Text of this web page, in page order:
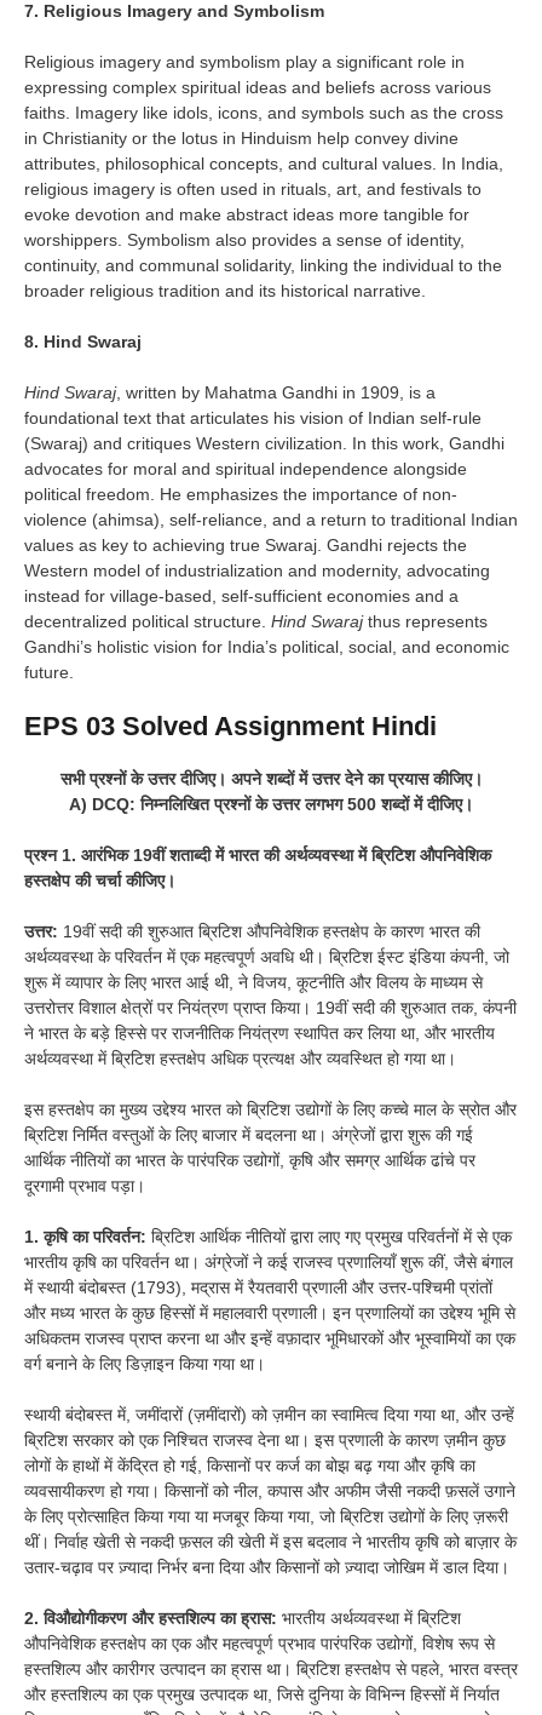
7. Religious Imagery and Symbolism
Religious imagery and symbolism play a significant role in
expressing complex spiritual ideas and beliefs across various
faiths. Imagery like idols, icons, and symbols such as the cross
in Christianity or the lotus in Hinduism help convey divine
attributes, philosophical concepts, and cultural values. In India,
religious imagery is often used in rituals, art, and festivals to
evoke devotion and make abstract ideas more tangible for
worshippers. Symbolism also provides a sense of identity,
continuity, and communal solidarity, linking the individual to the
broader religious tradition and its historical narrative.
8. Hind Swaraj
Hind Swaraj, written by Mahatma Gandhi in 1909, is a
foundational text that articulates his vision of Indian self-rule
(Swaraj) and critiques Western civilization. In this work, Gandhi
advocates for moral and spiritual independence alongside
political freedom. He emphasizes the importance of non-
violence (ahimsa), self-reliance, and a return to traditional Indian
values as key to achieving true Swaraj. Gandhi rejects the
Western model of industrialization and modernity, advocating
instead for village-based, self-sufficient economies and a
decentralized political structure. Hind Swarajthus represents
Gandhi’s holistic vision for India’s political, social, and economic
future.
EPS 03 Solved Assignment Hindi
सभी प्रश्नों के उत्तर दीजिए। अपने शब्दों में उत्तर देने का प्रयास कीजिए।
A) DCQ: निम्नलिखित प्रश्नों के उत्तर लगभग 500 शब्दों में दीजिए।
प्रश्न 1. आरंभिक 19वीं शताब्दी में भारत की अर्थव्यवस्था में ब्रिटिश औपनिवेशिक
हस्तक्षेप की चर्चा कीजिए।
उत्तर: 19वीं सदी की शुरुआत ब्रिटिश औपनिवेशिक हस्तक्षेप के कारण भारत की
अर्थव्यवस्था के परिवर्तन में एक महत्वपूर्ण अवधि थी। ब्रिटिश ईस्ट इंडिया कंपनी, जो
शुरू में व्यापार के लिए भारत आई थी, ने विजय, कूटनीति और विलय के माध्यम से
उत्तरोत्तर विशाल क्षेत्रों पर नियंत्रण प्राप्त किया। 19वीं सदी की शुरुआत तक, कंपनी
ने भारत के बड़े हिस्से पर राजनीतिक नियंत्रण स्थापित कर लिया था, और भारतीय
अर्थव्यवस्था में ब्रिटिश हस्तक्षेप अधिक प्रत्यक्ष और व्यवस्थित हो गया था।
इस हस्तक्षेप का मुख्य उद्देश्य भारत को ब्रिटिश उद्योगों के लिए कच्चे माल के स्रोत और
ब्रिटिश निर्मित वस्तुओं के लिए बाजार में बदलना था। अंग्रेजों द्वारा शुरू की गई
आर्थिक नीतियों का भारत के पारंपरिक उद्योगों, कृषि और समग्र आर्थिक ढांचे पर
दूरगामी प्रभाव पड़ा।
1. कृषि का परिवर्तन: ब्रिटिश आर्थिक नीतियों द्वारा लाए गए प्रमुख परिवर्तनों में से एक
भारतीय कृषि का परिवर्तन था। अंग्रेजों ने कई राजस्व प्रणालियाँ शुरू कीं, जैसे बंगाल
में स्थायी बंदोबस्त (1793), मद्रास में रैयतवारी प्रणाली और उत्तर-पश्चिमी प्रांतों
और मध्य भारत के कुछ हिस्सों में महालवारी प्रणाली। इन प्रणालियों का उद्देश्य भूमि से
अधिकतम राजस्व प्राप्त करना था और इन्हें वफ़ादार भूमिधारकों और भूस्वामियों का एक
वर्ग बनाने के लिए डिज़ाइन किया गया था।
स्थायी बंदोबस्त में, जमींदारों (ज़मींदारों) को ज़मीन का स्वामित्व दिया गया था, और उन्हें
ब्रिटिश सरकार को एक निश्चित राजस्व देना था। इस प्रणाली के कारण ज़मीन कुछ
लोगों के हाथों में केंद्रित हो गई, किसानों पर कर्ज का बोझ बढ़ गया और कृषि का
व्यवसायीकरण हो गया। किसानों को नील, कपास और अफीम जैसी नकदी फ़सलें उगाने
के लिए प्रोत्साहित किया गया या मजबूर किया गया, जो ब्रिटिश उद्योगों के लिए ज़रूरी
थीं। निर्वाह खेती से नकदी फ़सल की खेती में इस बदलाव ने भारतीय कृषि को बाज़ार के
उतार-चढ़ाव पर ज़्यादा निर्भर बना दिया और किसानों को ज़्यादा जोखिम में डाल दिया।
2. विऔद्योगीकरण और हस्तशिल्प का ह्रास: भारतीय अर्थव्यवस्था में ब्रिटिश
औपनिवेशिक हस्तक्षेप का एक और महत्वपूर्ण प्रभाव पारंपरिक उद्योगों, विशेष रूप से
हस्तशिल्प और कारीगर उत्पादन का ह्रास था। ब्रिटिश हस्तक्षेप से पहले, भारत वस्त्र
और हस्तशिल्प का एक प्रमुख उत्पादक था, जिसे दुनिया के विभिन्न हिस्सों में निर्यात